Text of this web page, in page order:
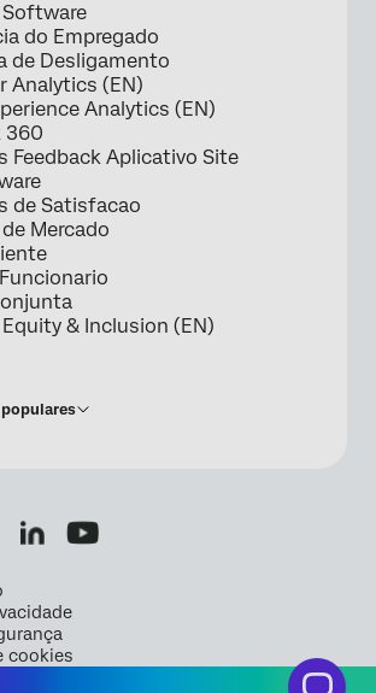
Software
do Empregado
de Desligamento
Analytics (EN)
Analytics (EN)
360
Feedback Aplicativo Site
de Satisfacao
Mercado
& Inclusion (EN)
populares
cookies